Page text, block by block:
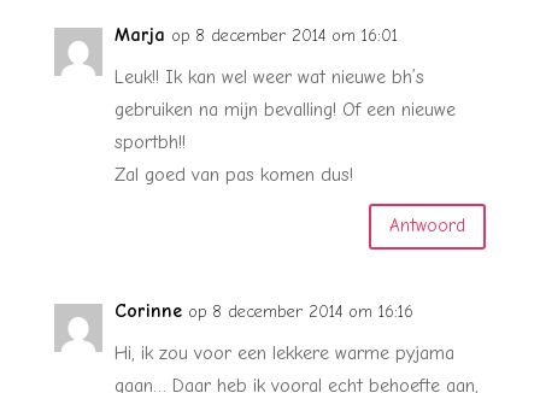
Marja op 8 december 2014 om 16:01
Leuk!! Ik kan wel weer wat nieuwe bh’s
gebruiken na mijn bevalling! Of een nieuwe
sportbh!!
Zal goed van pas komen dus!
Antwoord
Corinne op 8 december 2014 om 16:16
Hi, ik zou voor een lekkere warme pyjama
gaan… Daar heb ik vooral echt behoefte aan,